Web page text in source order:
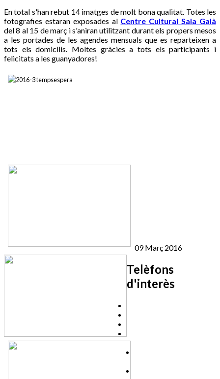
En total s'han rebut 14 imatges de molt bona qualitat. Totes les
fotografies estaran exposades al Centre Cultural Sala Galà
del 8 al 15 de març i s'aniran utilitzant durant els propers mesos
a les portades de les agendes mensuals que es reparteixen a
tots els domicilis. Moltes gràcies a tots els participants i
felicitats a les guanyadores!
09 Març 2016
Telèfons
d'interès